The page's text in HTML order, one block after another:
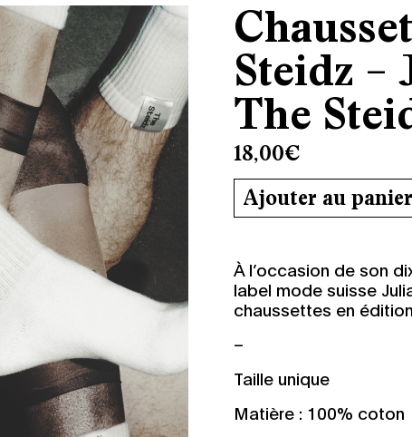
Steidz –
The
18,00€
Ajouter au panier
À l’occasion de son
label mode suisse
chaussettes en
–
Taille unique
Matière : 100% coton